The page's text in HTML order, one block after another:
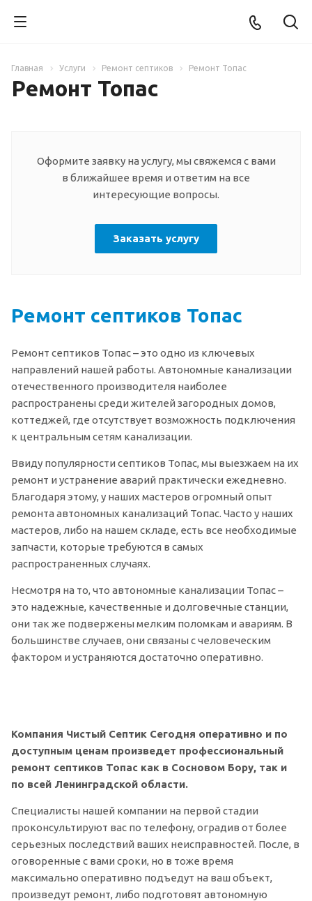
Главная Услуги Ремонт септиков Ремонт Топас
Ремонт Топас
Оформите заявку на услугу, мы свяжемся с вами
в ближайшее время и ответим на все
интересующие вопросы.
Заказать услугу
Ремонт септиков Топас
Ремонт септиков Топас – это одно из ключевых
направлений нашей работы. Автономные канализации
отечественного производителя наиболее
распространены среди жителей загородных домов,
коттеджей, где отсутствует возможность подключения
к центральным сетям канализации.
Ввиду популярности септиков Топас, мы выезжаем на их
ремонт и устранение аварий практически ежедневно.
Благодаря этому, у наших мастеров огромный опыт
ремонта автономных канализаций Топас. Часто у наших
мастеров, либо на нашем складе, есть все необходимые
запчасти, которые требуются в самых
распространенных случаях.
Несмотря на то, что автономные канализации Топас –
это надежные, качественные и долговечные станции,
они так же подвержены мелким поломкам и авариям. В
большинстве случаев, они связаны с человеческим
фактором и устраняются достаточно оперативно.
Компания Чистый Септик Сегодня оперативно и по
доступным ценам произведет профессиональный
ремонт септиков Топас как в Сосновом Бору, так и
по всей Ленинградской области.
Специалисты нашей компании на первой стадии
проконсультируют вас по телефону, оградив от более
серьезных последствий ваших неисправностей. После, в
оговоренные с вами сроки, но в тоже время
максимально оперативно подъедут на ваш объект,
произведут ремонт, либо подготовят автономную